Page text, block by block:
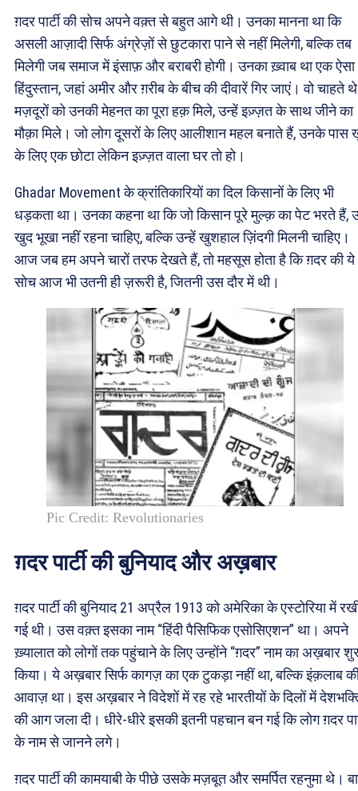
ग़दर पार्टी की सोच अपने वक़्त से बहुत आगे थी। उनका मानना था कि
असली आज़ादी सिर्फ अंग्रेज़ों से छुटकारा पाने से नहीं मिलेगी, बल्कि तब
मिलेगी जब समाज में इंसाफ़ और बराबरी होगी। उनका ख़्वाब था एक ऐसा
हिंदुस्तान, जहां अमीर और ग़रीब के बीच की दीवारें गिर जाएं। वो चाहते
मज़दूरों को उनकी मेहनत का पूरा हक़ मिले, उन्हें इज़्ज़त के साथ जीने का
मौक़ा मिले। जो लोग दूसरों के लिए आलीशान महल बनाते हैं, उनके पास
के लिए एक छोटा लेकिन इज़्ज़त वाला घर तो हो।
Ghadar Movement के क्रांतिकारियों का दिल किसानों के लिए भी
धड़कता था। उनका कहना था कि जो किसान पूरे मुल्क़ का पेट भरते हैं,
खुद भूखा नहीं रहना चाहिए, बल्कि उन्हें खुशहाल ज़िंदगी मिलनी चाहिए।
आज जब हम अपने चारों तरफ देखते हैं, तो महसूस होता है कि ग़दर की ये
सोच आज भी उतनी ही ज़रूरी है, जितनी उस दौर में थी।
Pic Credit: Revolutionaries
ग़दर पार्टी की बुनियाद और अख़बार
ग़दर पार्टी की बुनियाद 21 अप्रैल 1913 को अमेरिका के एस्टोरिया में
गई थी। उस वक़्त इसका नाम “हिंदी पैसिफिक एसोसिएशन” था। अपने
ख़्यालात को लोगों तक पहुंचाने के लिए उन्होंने “ग़दर” नाम का अख़बार
किया। ये अख़बार सिर्फ कागज़ का एक टुकड़ा नहीं था, बल्कि इंक़लाब
आवाज़ था। इस अख़बार ने विदेशों में रह रहे भारतीयों के दिलों में
की आग जला दी। धीरे-धीरे इसकी इतनी पहचान बन गई कि लोग ग़दर
के नाम से जानने लगे।
ग़दर पार्टी की कामयाबी के पीछे उसके मज़बूत और समर्पित रहनुमा थे।